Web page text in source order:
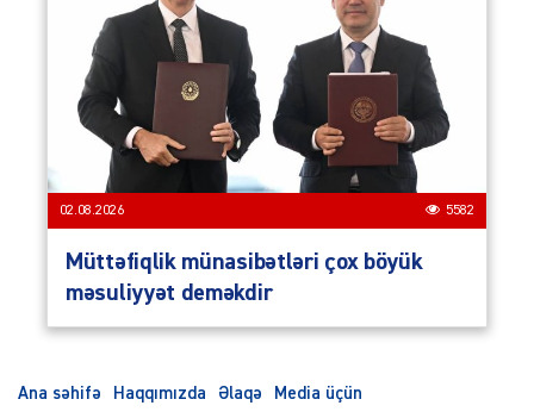
02.08.2026 5582
Müttəfiqlik münasibətləri çox böyük
məsuliyyət deməkdir
Ana səhifə Haqqımızda Əlaqə Media üçün